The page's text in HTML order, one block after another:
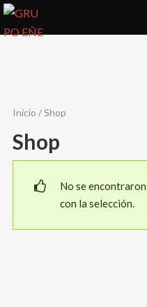
GALERIAS
REPERTORIO EÑE
CONTACTO
Inicio / Shop
Shop
No se
con la selección.